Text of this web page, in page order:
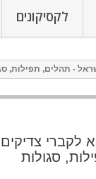
לקסיקונים
- תהלים, תפילות,
לקברי
סגולות